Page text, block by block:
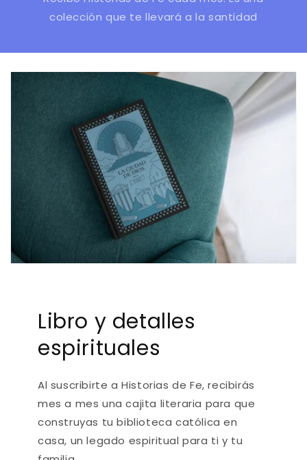
colección que te llevará a la santidad
Libro y detalles
espirituales
Al suscribirte a Historias de Fe, recibirás
mes a mes una cajita literaria para que
construyas tu biblioteca católica en
casa, un legado espiritual para ti y tu